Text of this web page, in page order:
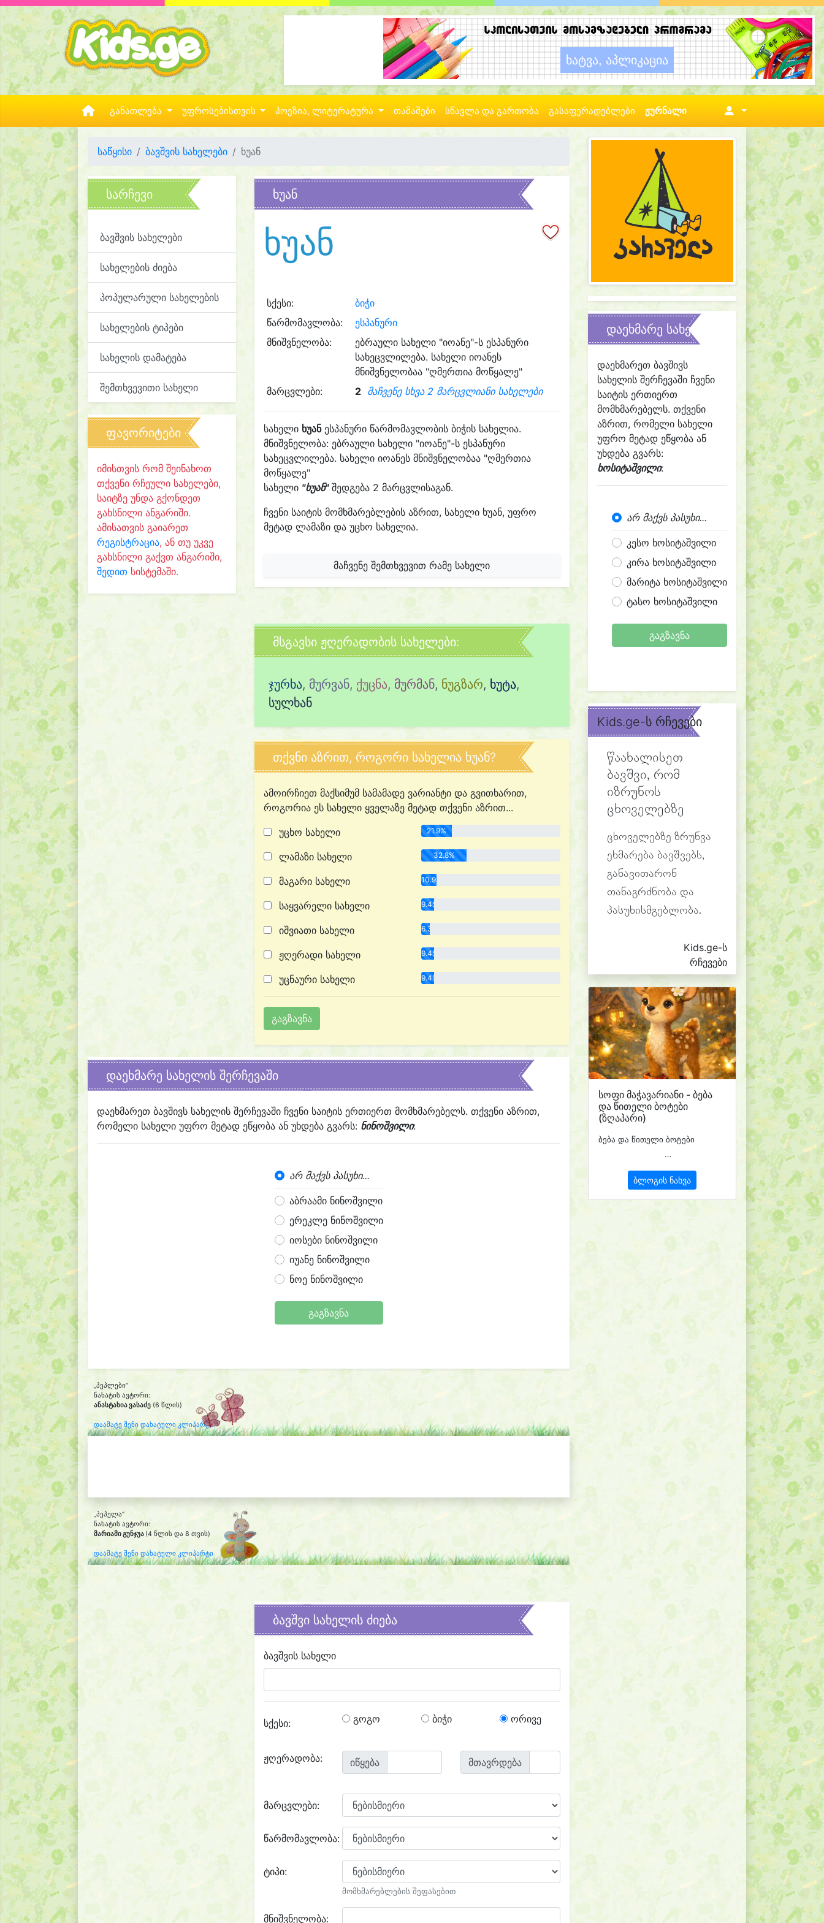
განათლება უფროსებისთვის პოეზია, ლიტერატურა თამაშები სწავლა და გართობა გასაფერადებლები ჟურნალი
საწყისი ბავშვის სახელები ხუან
სარჩევი
ბავშვის სახელები
სახელების ძიება
პოპულარული სახელების
სახელების ტიპები
სახელის დამატება
შემთხვევითი სახელი
ფავორიტები
იმისთვის რომ შეინახოთ
თქვენი რჩეული სახელები,
საიტზე უნდა გქონდეთ
გახსნილი ანგარიში.
ამისათვის გაიარეთ
რეგისტრაცია, ან თუ უკვე
გახსნილი გაქვთ ანგარიში,
შედით სისტემაში.
ხუან
ხუან
სქესი:
ბიჭი
წარმომავლობა:
ესპანური
მნიშვნელობა:
ებრაული სახელი "იოანე"-ს ესპანური
სახეცვლილება. სახელი იოანეს
მნიშვნელობაა "ღმერთია მოწყალე"
მარცვლები:
2 მაჩვენე სხვა 2 მარცვლიანი სახელები
სახელი ხუანესპანური წარმომავლობის ბიჭის სახელია.
მნიშვნელობა: ებრაული სახელი "იოანე"-ს ესპანური
სახეცვლილება. სახელი იოანეს მნიშვნელობაა "ღმერთია
მოწყალე"
სახელი "ხუან"შედგება 2 მარცვლისაგან.
ჩვენი საიტის მომხმარებლების აზრით, სახელი ხუან, უფრო
მეტად ლამაზი და უცხო სახელია.
მაჩვენე შემთხვევით რამე სახელი
მსგავსი ჟღერადობის სახელები:
ჯურხა, მურვან, ქუცნა, მურმან, ნუგზარ, ხუტა,
სულხან
თქვნი აზრით, როგორი სახელია ხუან?
ამოირჩიეთ მაქსიმუმ სამამადე ვარიანტი და გვითხარით,
როგორია ეს სახელი ყველაზე მეტად თქვენი აზრით...
უცხო სახელი
21.9%
ლამაზი სახელი 32.8%
მაგარი სახელი 10.9%
საყვარელი სახელი 9.4%
იშვიათი სახელი 6.3%
ჟღერადი სახელი 9.4%
უცნაური სახელი 9.4%
დაეხმარე სახელის შერჩევაში
დაეხმარეთ ბავშივს სახელის შერჩევაში ჩვენი საიტის ერთიერთ მომხმარებელს. თქვენი აზრით,
რომელი სახელი უფრო მეტად ეწყობა ან უხდება გვარს: ნინოშვილი:
არ მაქვს პასუხი...
აბრაამი ნინოშვილი
ერეკლე ნინოშვილი
იოსები ნინოშვილი
იუანე ნინოშვილი
ნოე ნინოშვილი
გაგზავნა
„პეპლები“
ნახატის ავტორი:
ანასტასია ვასაძე (6 წლის)
დაამატე შენი დახატული კლიპარტი
„პეპელა“
ნახატის ავტორი:
მარიამი გუნჯუა (4 წლის და 8 თვის)
დაამატე შენი დახატული კლიპარტი
ბავშვი სახელის ძიება
ბავშვის სახელი
სქესი: გოგო ბიჭი ორივე
ჟღერადობა: იწყება მთავრდება
მარცვლები:
წარმომავლობა:
ტიპი:
მომხმარებლების შეფასებით
მნიშვნელობა:
დაეხმარე სახელის შერჩევაში
დაეხმარეთ ბავშივს
სახელის შერჩევაში ჩვენი
საიტის ერთიერთ
მომხმარებელს. თქვენი
აზრით, რომელი სახელი
უფრო მეტად ეწყობა ან
უხდება გვარს:
ხოსიტაშვილი:
არ მაქვს პასუხი...
კესო ხოსიტაშვილი
კირა ხოსიტაშვილი
მარიტა ხოსიტაშვილი
ტასო ხოსიტაშვილი
გაგზავნა
Kids.ge-ს რჩევები
წაახალისეთ
ბავშვი, რომ
იზრუნოს
ცხოველებზე
ცხოველებზე ზრუნვა
ეხმარება ბავშვებს,
განავითარონ
თანაგრძნობა და
პასუხისმგებლობა.
Kids.ge-ს
რჩევები
სოფი მაჭავარიანი - ბება
და წითელი ბოტები
(ზღაპარი)
ბება და წითელი ბოტები
...
ბლოგის ნახვა